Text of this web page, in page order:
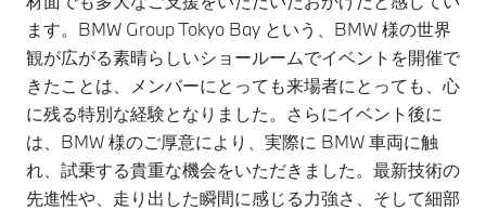
ます。BMW Group Tokyo Bay という、BMW 様の世界
観が広がる素晴らしいショールームでイベントを開催で
きたことは、メンバーにとっても来場者にとっても、心
に残る特別な経験となりました。さらにイベント後に
は、BMW 様のご厚意により、実際に BMW 車両に触
れ、試乗する貴重な機会をいただきました。最新技術の
先進性や、走り出した瞬間に感じる力強さ、そして細部